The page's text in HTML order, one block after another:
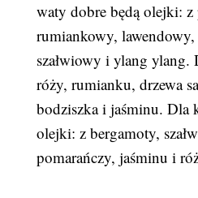
waty dobre będą olejki: z
rumiankowy,
szałwiowy i ylang ylang.
róży, rumianku, drzewa
bodziszka i jaśminu. Dla
olejki: z bergamoty,
pomarańczy, jaśminu i